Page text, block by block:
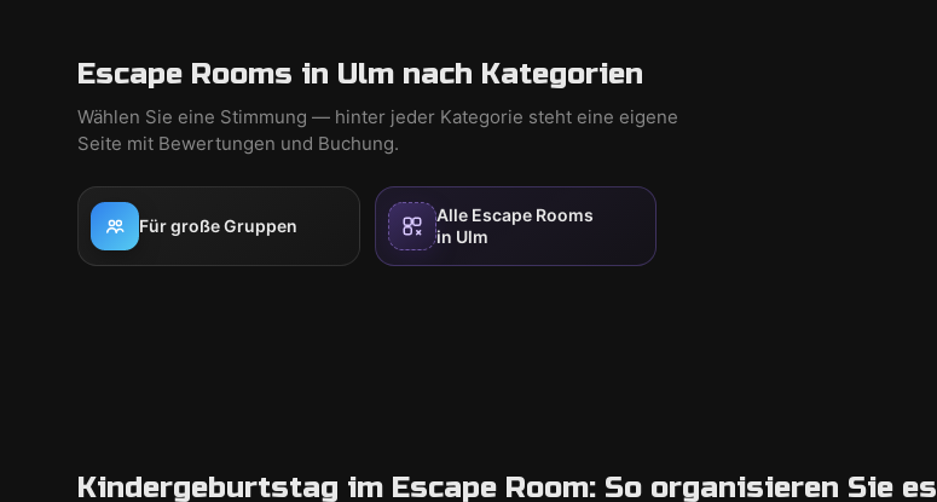
Escape Rooms in Ulm nach Kategorien
Wählen Sie eine Stimmung — hinter jeder Kategorie steht eine eigene
Seite mit Bewertungen und Buchung.
Für große Gruppen
Alle Escape Rooms
in Ulm
Kindergeburtstag im Escape Room: So organisieren Sie es